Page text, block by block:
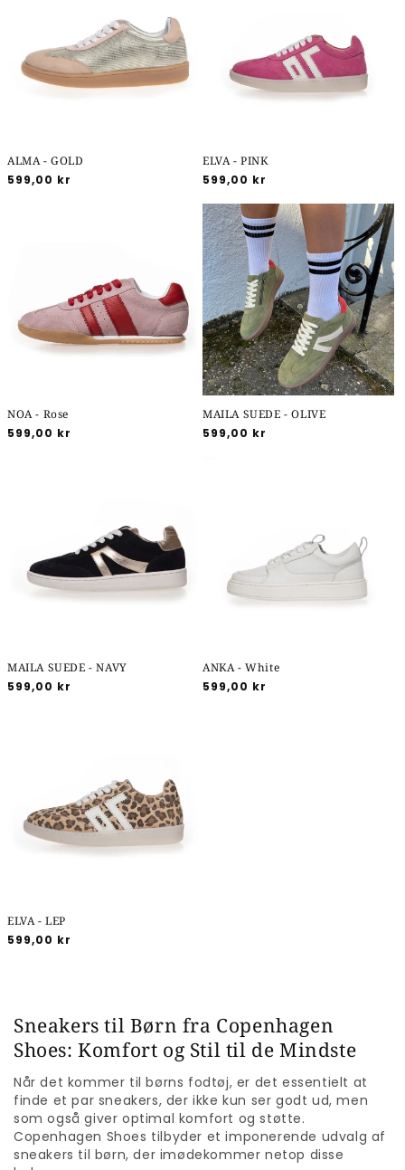
ALMA - GOLD
Normalpris
599,00 kr
ELVA - PINK
Normalpris
599,00 kr
NOA - Rose
Normalpris
599,00 kr
MAILA SUEDE - OLIVE
Normalpris
599,00 kr
MAILA SUEDE - NAVY
Normalpris
599,00 kr
ANKA - White
Normalpris
599,00 kr
ELVA - LEP
Normalpris
599,00 kr
Sneakers til Børn fra Copenhagen
Shoes: Komfort og Stil til de Mindste
Når det kommer til børns fodtøj, er det essentielt at
finde et par sneakers, der ikke kun ser godt ud, men
som også giver optimal komfort og støtte.
Copenhagen Shoes tilbyder et imponerende udvalg af
sneakers til børn, der imødekommer netop disse